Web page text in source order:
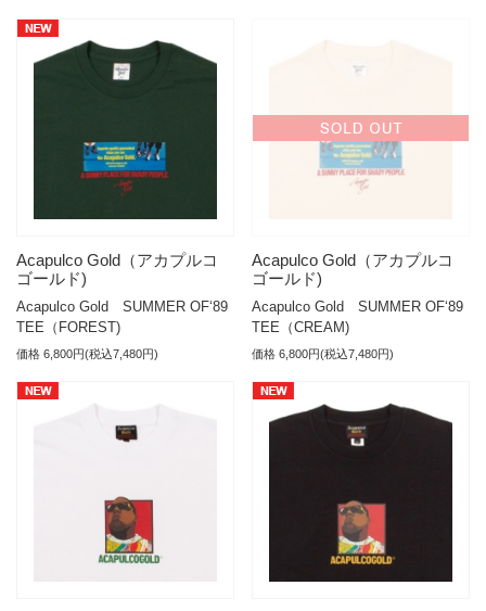
Acapulco Gold（アカプルコ
ゴールド)
Acapulco Gold SUMMER OF‘89
TEE（FOREST)
価格 6,800円(税込7,480円)
Acapulco Gold（アカプルコ
ゴールド)
Acapulco Gold SUMMER OF‘89
TEE（CREAM)
価格 6,800円(税込7,480円)